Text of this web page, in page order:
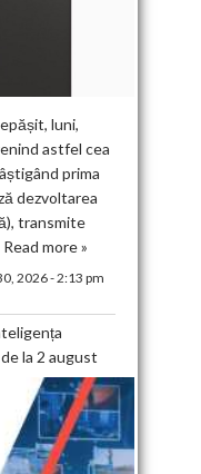
luni,
astfel cea
prima
dezvoltarea
transmite
Read more »
2026 - 2:13 pm
la 2 august